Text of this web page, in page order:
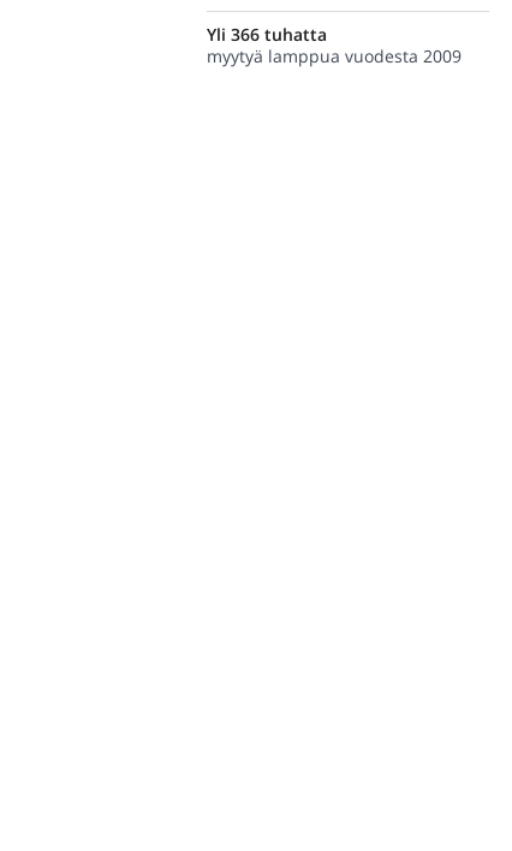
Yli 366 tuhatta
myytyä lamppua vuodesta 2009